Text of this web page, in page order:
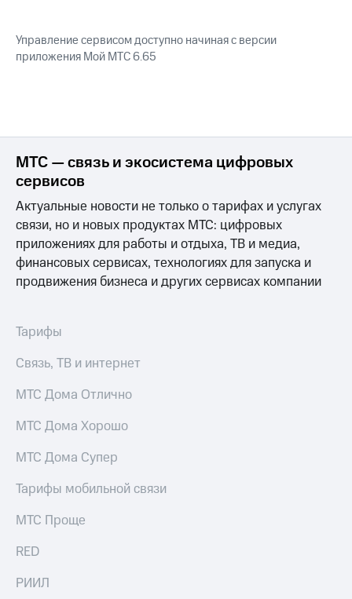
Домашнее
ТВ
телефон
Перейти
в МТС
со своим
номером
Поддержка
и подписки
МТС
интернета,
музыка
другое
Семейная
группа
Скидка
общие
на гигабайты
интернета,
Семейная
группа
Скидка
на тарифы,
подписки
и услуги,
доступ
к геолокации
под
в Мой МТС
Посмотрите,
полезного
в нашем
Управление сервисом доступно начиная с версии
приложения Мой МТС 6.65
МТС — связь и экосистема цифровых
сервисов
Актуальные новости не только о тарифах и услугах
связи, но и новых продуктах МТС: цифровых
приложениях для работы и отдыха, ТВ и медиа,
финансовых сервисах, технологиях для запуска и
продвижения бизнеса и других сервисах компании
Тарифы
Связь, ТВ и интернет
МТС Дома Отлично
МТС Дома Хорошо
МТС Дома Супер
Тарифы мобильной связи
МТС Проще
RED
РИИЛ